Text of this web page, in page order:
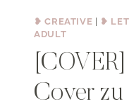
❥ CREATIVE | ❥
ADULT
Cover zu